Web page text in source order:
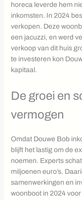
horeca leverde hem
inkomsten. In 2024
verkopen. Deze
een jacuzzi, en werd
verkoop van dit huis
te investeren kon
kapitaal.
De groei en
vermogen
Omdat Douwe Bob
blijft het lastig om de
noemen. Experts
miljoenen euro’s.
samenwerkingen en
woonboot in 2024